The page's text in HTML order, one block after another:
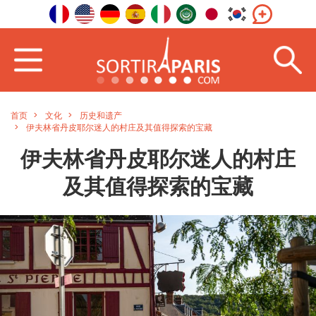
首页 文化
历史和遗产
伊夫林省丹皮耶尔迷人的村庄及其值得探索的宝藏
伊夫林省丹皮耶尔迷人的村庄
及其值得探索的宝藏